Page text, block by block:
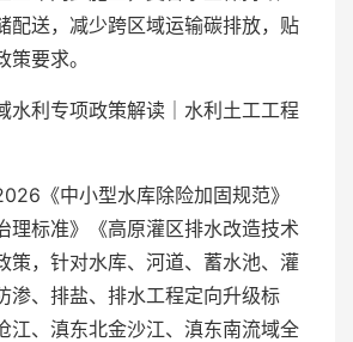
配送，减少跨区域运输碳排放，贴
要求。
水利专项政策解读｜水利土工工程
《中小型水库除险加固规范》
理标准》《高原灌区排水改造技术
策，针对水库、河道、蓄水池、灌
渗、排盐、排水工程定向升级标
江、滇东北金沙江、滇东南流域全